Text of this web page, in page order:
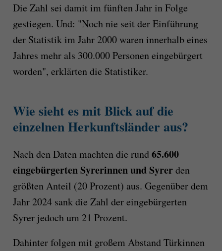
Die Zahl sei damit im fünften Jahr in Folge
gestiegen. Und: "Noch nie seit der Einführung
der Statistik im Jahr 2000 waren innerhalb eines
Jahres mehr als 300.000 Personen eingebürgert
worden", erklärten die Statistiker.
Wie sieht es mit Blick auf die
einzelnen Herkunftsländer aus?
Nach den Daten machten die rund65.600
eingebürgerten Syrerinnen und Syrerden
größten Anteil (20 Prozent) aus. Gegenüber dem
Jahr 2024 sank die Zahl der eingebürgerten
Syrer jedoch um 21 Prozent.
Dahinter folgen mit großem Abstand Türkinnen